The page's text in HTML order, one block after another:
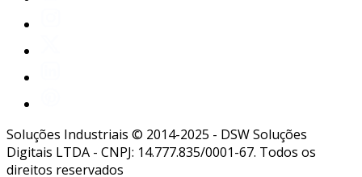
Soluções Industriais © 2014-2025 - DSW Soluções
Digitais LTDA - CNPJ: 14.777.835/0001-67. Todos os
direitos reservados